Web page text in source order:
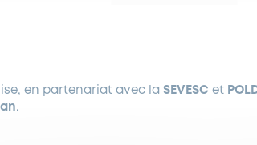
en partenariat avec la SEVESC et
.